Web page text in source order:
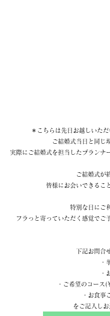
＊こちらは先日お越しいた
ご結婚式当日と同じ
実際にご結婚式を担当したプランナ
ご結婚式が
皆様にお会いできるこ
特別な日にご
フラっと寄っていただく感覚でご
下記お問合
・
・
・ご希望のコー
・お食事
をご記入しお